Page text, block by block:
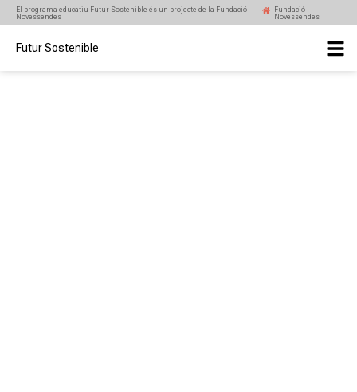
El programa educatiu Futur Sostenible és un projecte de la Fundació
Novessendes
Fundació
Novessendes
Futur Sostenible